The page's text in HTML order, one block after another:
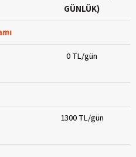
GÜNLÜK)
0 TL/gün
1300 TL/gün